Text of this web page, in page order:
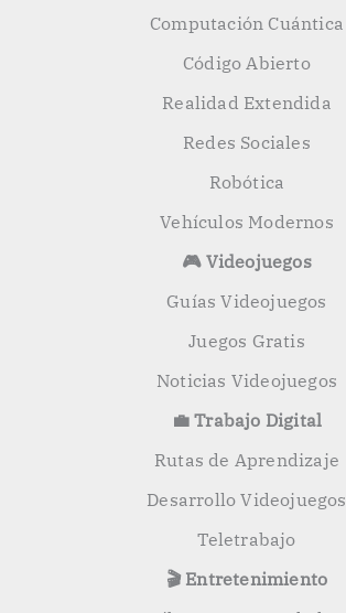
Computación Cuántica
Código Abierto
Realidad Extendida
Redes Sociales
Robótica
Vehículos Modernos
🎮 Videojuegos
Guías Videojuegos
Juegos Gratis
Noticias Videojuegos
💼 Trabajo Digital
Rutas de Aprendizaje
Desarrollo Videojuegos
Teletrabajo
🎬 Entretenimiento